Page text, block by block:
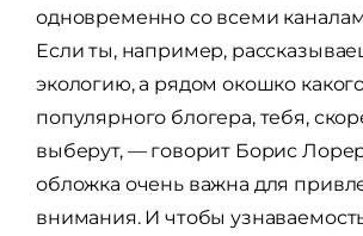
одновременно со всеми
Если ты, например,
экологию, а рядом окошко
популярного блогера, тебя,
выберут, — говорит Борис
обложка очень важна для
внимания. И чтобы